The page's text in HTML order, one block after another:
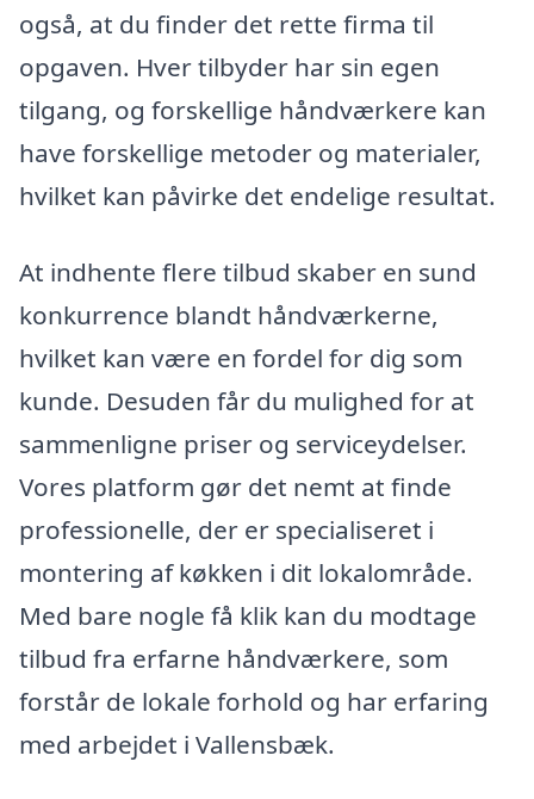
også, at du finder det rette firma til
opgaven. Hver tilbyder har sin egen
tilgang, og forskellige håndværkere kan
have forskellige metoder og materialer,
hvilket kan påvirke det endelige resultat.
At indhente flere tilbud skaber en sund
konkurrence blandt håndværkerne,
hvilket kan være en fordel for dig som
kunde. Desuden får du mulighed for at
sammenligne priser og serviceydelser.
Vores platform gør det nemt at finde
professionelle, der er specialiseret i
montering af køkken i dit lokalområde.
Med bare nogle få klik kan du modtage
tilbud fra erfarne håndværkere, som
forstår de lokale forhold og har erfaring
med arbejdet i Vallensbæk.